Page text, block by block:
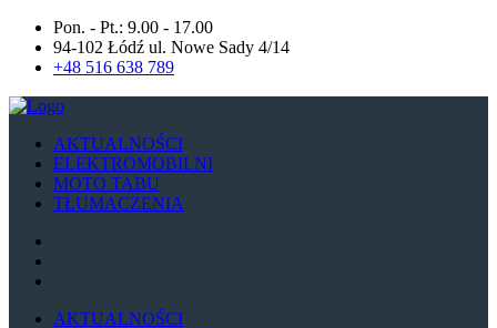
Pon. - Pt.: 9.00 - 17.00
94-102 Łódź ul. Nowe Sady 4/14
+48 516 638 789
AKTUALNOŚCI
ELEKTROMOBILNI
MOTO TABU
TŁUMACZENIA
AKTUALNOŚCI